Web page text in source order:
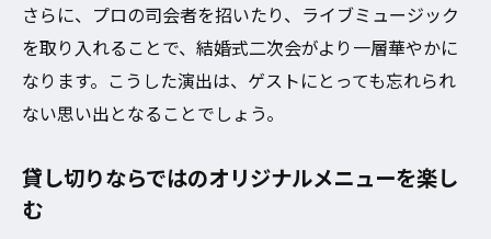
さらに、プロの司会者を招いたり、ライブミュージック
を取り入れることで、結婚式二次会がより一層華やかに
なります。こうした演出は、ゲストにとっても忘れられ
ない思い出となることでしょう。
貸し切りならではのオリジナルメニューを楽し
む